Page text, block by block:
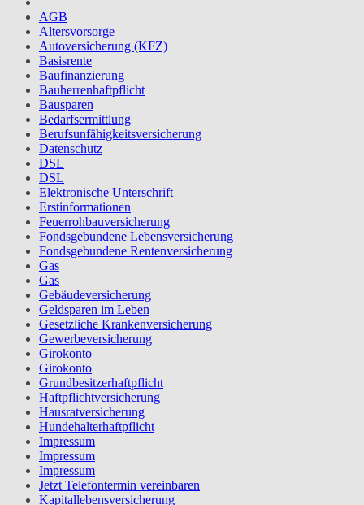
AGB
Altersvorsorge
Autoversicherung (KFZ)
Basisrente
Baufinanzierung
Bauherrenhaftpflicht
Bausparen
Bedarfsermittlung
Berufs­unfähigkeitsversicherung
Datenschutz
DSL
DSL
Elektronische Unterschrift
Erstinformationen
Feuerrohbauversicherung
Fondsgebundene Lebensversicherung
Fondsgebundene Rentenversicherung
Gas
Gas
Gebäudeversicherung
Geldsparen im Leben
Gesetzliche Krankenversicherung
Gewerbeversicherung
Girokonto
Girokonto
Grundbesitzerhaftpflicht
Haftpflichtversicherung
Hausratversicherung
Hundehalterhaftpflicht
Impressum
Impressum
Impressum
Jetzt Telefontermin vereinbaren
Kapitallebensversicherung